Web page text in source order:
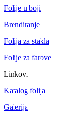
Folije u boji
Brendiranje
Folija za stakla
Folije za farove
Linkovi
Katalog folija
Galerija